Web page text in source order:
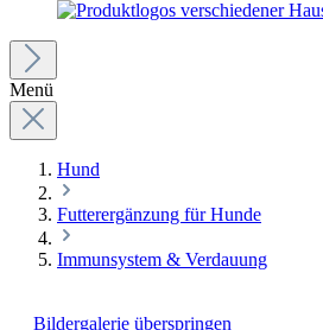
Menü
Hund
Futterergänzung für Hunde
Immunsystem & Verdauung
Bildergalerie überspringen